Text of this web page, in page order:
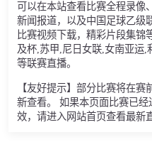
可以在本站查看比赛全程录像
新闻报道，以及中国足球乙级
比赛视频下载，精彩片段集锦
及杯,苏甲,尼日女联,女南亚运
等联赛直播。
【友好提示】部分比赛将在
新查看。 如果本页面比赛已
效，请进入网站首页查看最新